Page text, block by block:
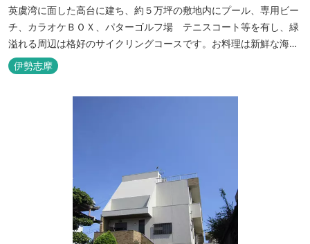
英虞湾に面した高台に建ち、約５万坪の敷地内にプール、専用ビー
チ、カラオケＢＯＸ、パターゴルフ場 テニスコート等を有し、緑
溢れる周辺は格好のサイクリングコースです。お料理は新鮮な海の
幸をふんだんに使用する荒磯焼、活造会席、伊勢海老残酷鍋会席、
松茸料理（秋）等グルメ志向の方に好評です。夏には野外バーベキ
ューも毎晩行ないます。
伊勢志摩